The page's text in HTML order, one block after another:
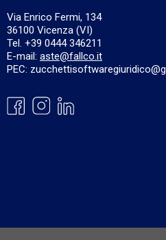
Via Enrico Fermi, 134
36100 Vicenza (VI)
Tel. +39 0444 346211
E-mail: aste@fallco.it
PEC: